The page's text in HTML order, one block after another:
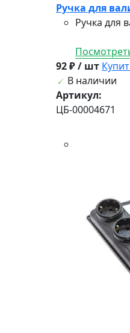
Ручка для
Ручка для
92 ₽ / шт
В наличии
Артикул:
ЦБ-00004671